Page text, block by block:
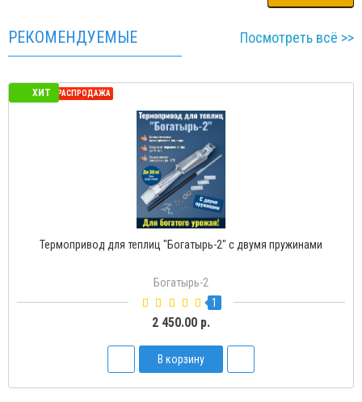
РЕКОМЕНДУЕМЫЕ Посмотреть всё >>
ХИТ
СЕЗОННАЯ РАСПРОДАЖА
Термопривод для теплиц "Богатырь-2" с двумя пружинами
Богатырь-2
1
2 450.00 р.
В корзину